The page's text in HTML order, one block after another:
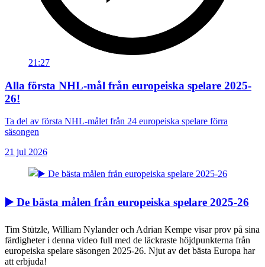
21:27
Alla första NHL-mål från europeiska spelare 2025-
26!
Ta del av första NHL-målet från 24 europeiska spelare förra
säsongen
21 jul 2026
▶️ De bästa målen från europeiska spelare 2025-26
Tim Stützle, William Nylander och Adrian Kempe visar prov på sina
färdigheter i denna video full med de läckraste höjdpunkterna från
europeiska spelare säsongen 2025-26. Njut av det bästa Europa har
att erbjuda!